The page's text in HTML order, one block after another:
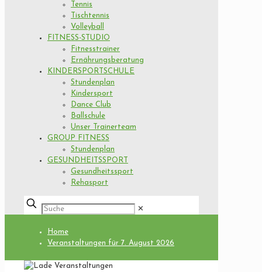
Tennis
Tischtennis
Volleyball
FITNESS-STUDIO
Fitnesstrainer
Ernährungsberatung
KINDERSPORTSCHULE
Stundenplan
Kindersport
Dance Club
Ballschule
Unser Trainerteam
GROUP FITNESS
Stundenplan
GESUNDHEITSSPORT
Gesundheitssport
Rehasport
✕
Home
Veranstaltungen für 7. August 2026